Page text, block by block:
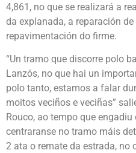
4,861, no que se realizará a
da explanada, a reparación
repavimentación do firme.
“Un tramo que discorre polo
Lanzós, no que hai un
polo tanto, estamos a falar
moitos veciños e veciñas”
Rouco, ao tempo que
centraranse no tramo máis
2 ata o remate da estrada, no